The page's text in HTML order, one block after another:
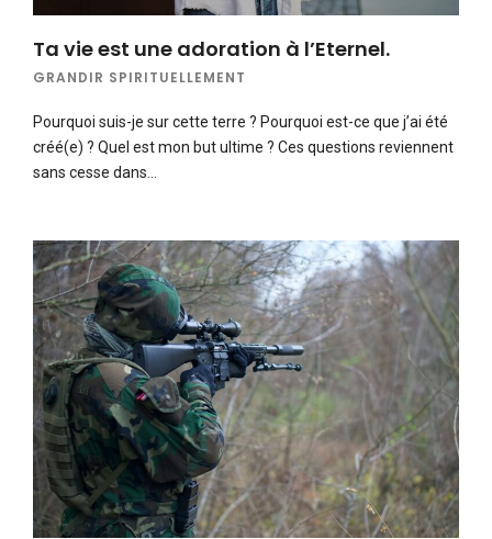
Ta vie est une adoration à l’Eternel.
GRANDIR SPIRITUELLEMENT
Pourquoi suis-je sur cette terre ? Pourquoi est-ce que j’ai été
créé(e) ? Quel est mon but ultime ? Ces questions reviennent
sans cesse dans…